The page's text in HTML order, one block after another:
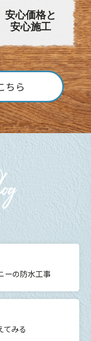
安心価格と
安心施工
ちら
ーの防水工事
てみる